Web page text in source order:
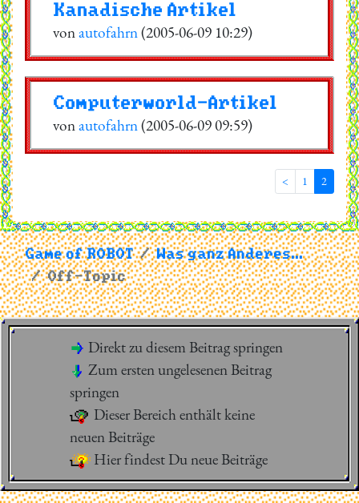
Kanadische Artikel
vonautofahrn(2005-06-09 10:29)
Computerworld-Artikel
vonautofahrn(2005-06-09 09:59)
< 1 2
Game of ROBOT
Was ganz Anderes...
Off-Topic
Direkt zu diesem Beitrag springen
Zum ersten ungelesenen Beitrag
springen
Dieser Bereich enthält keine
neuen Beiträge
Hier findest Du neue Beiträge